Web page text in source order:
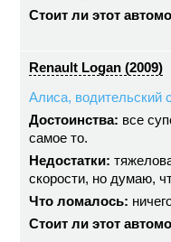
Стоит ли этот
Renault Logan (2009)
Алиса, водительский
Достоинства: все
самое то.
Недостатки:
скорости, но думаю,
Что ломалось:
Стоит ли этот